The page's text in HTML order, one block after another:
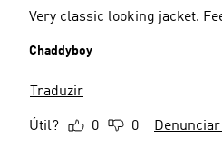
Very classic looking jacket.
Chaddyboy
Traduzir
Útil? 0 0